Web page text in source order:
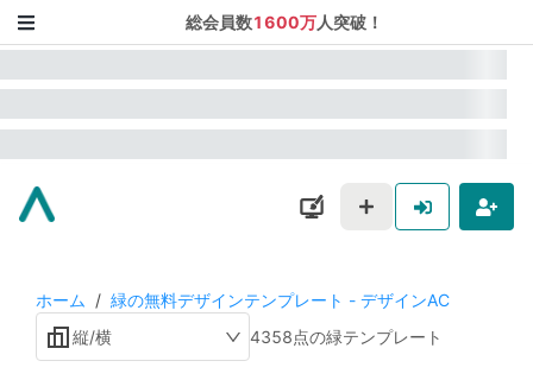
総会員数1600万人突破！
ホーム / 緑の無料デザインテンプレート - デザインAC
縦/横
4358点の緑テンプレート